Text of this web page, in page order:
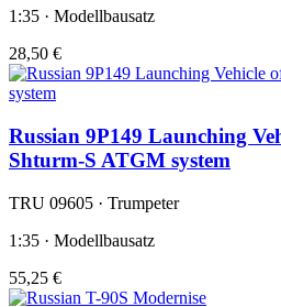
1:35 · Modellbausatz
28,50 €
Russian 9P149 Launching
Shturm-S ATGM system
TRU 09605 · Trumpeter
1:35 · Modellbausatz
55,25 €